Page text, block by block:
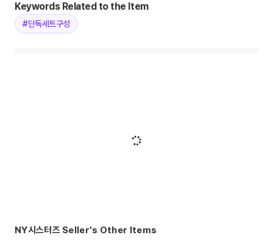
Keywords Related to the Item
#단독세트구성
NY시스터즈 Seller's Other Items